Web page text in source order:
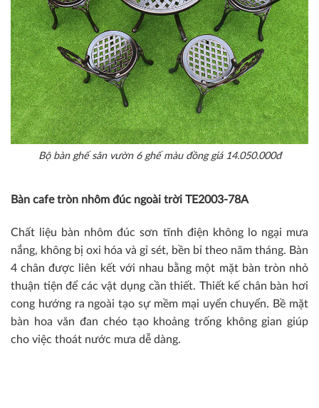
Bộ bàn ghế sân vườn 6 ghế màu đồng giá 14.050.000đ
Bàn cafe tròn nhôm đúc ngoài trời TE2003-78A
Chất liệu bàn nhôm đúc sơn tĩnh điện không lo ngại mưa
nắng, không bị oxi hóa và gỉ sét, bền bỉ theo năm tháng. Bàn
4 chân được liên kết với nhau bằng một mặt bàn tròn nhỏ
thuận tiện để các vật dụng cần thiết. Thiết kế chân bàn hơi
cong hướng ra ngoài tạo sự mềm mại uyển chuyển. Bề mặt
bàn hoa văn đan chéo tạo khoảng trống không gian giúp
cho việc thoát nước mưa dễ dàng.